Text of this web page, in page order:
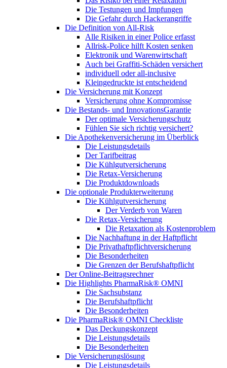
Die Testungen und Impfungen
Die Gefahr durch Hackerangriffe
Die Definition von All-Risk
Alle Risiken in einer Police erfasst
Allrisk-Police hilft Kosten senken
Elektronik und Warenwirtschaft
Auch bei Graffiti-Schäden versichert
individuell oder all-inclusive
Kleingedruckte ist entscheidend
Die Versicherung mit Konzept
Versicherung ohne Kompromisse
Die Bestands- und InnovationsGarantie
Der optimale Versicherungschutz
Fühlen Sie sich richtig versichert?
Die Apothekenversicherung im Überblick
Die Leistungsdetails
Der Tarifbeitrag
Die Kühlgutversicherung
Die Retax-Versicherung
Die Produktdownloads
Die optionale Produkterweiterung
Die Kühlgutversicherung
Der Verderb von Waren
Die Retax-Versicherung
Die Retaxation als Kostenproblem
Die Nachhaftung in der Haftpflicht
Die Privathaftpflichtversicherung
Die Besonderheiten
Die Grenzen der Berufshaftpflicht
Der Online-Beitragsrechner
Die Highlights PharmaRisk® OMNI
Die Sachsubstanz
Die Berufshaftpflicht
Die Besonderheiten
Die PharmaRisk® OMNI Checkliste
Das Deckungskonzept
Die Leistungsdetails
Die Besonderheiten
Die Versicherungslösung
Die Leistungsdetails